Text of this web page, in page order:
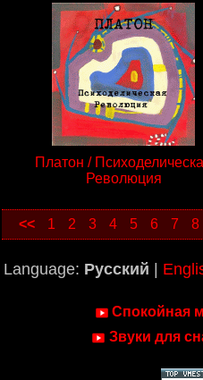
Платон /
Революция
<< 1 2 3 4 5 6 7 8
Language: Русский
Спокойная
Звуки для